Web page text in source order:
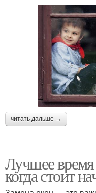
читать дальше →
Лучшее
когда стоит